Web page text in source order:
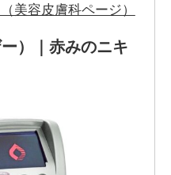
美容皮膚科ページ）
）｜赤みのニキ